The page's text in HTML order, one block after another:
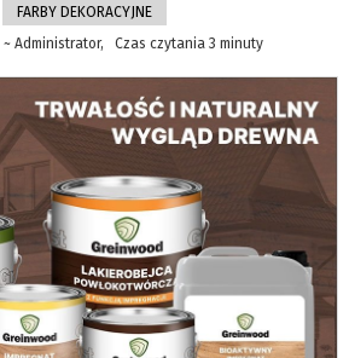
FARBY DEKORACYJNE
Administrator, Czas czytania 3 minuty